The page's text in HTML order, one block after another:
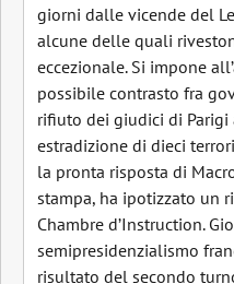
giorni dalle vicende del
alcune delle quali
eccezionale. Si impone
possibile contrasto fra
rifiuto dei giudici di
estradizione di dieci
la pronta risposta di
stampa, ha ipotizzato un
Chambre d’Instruction.
semipresidenzialismo
risultato del secondo